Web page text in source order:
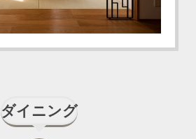
ダイニング